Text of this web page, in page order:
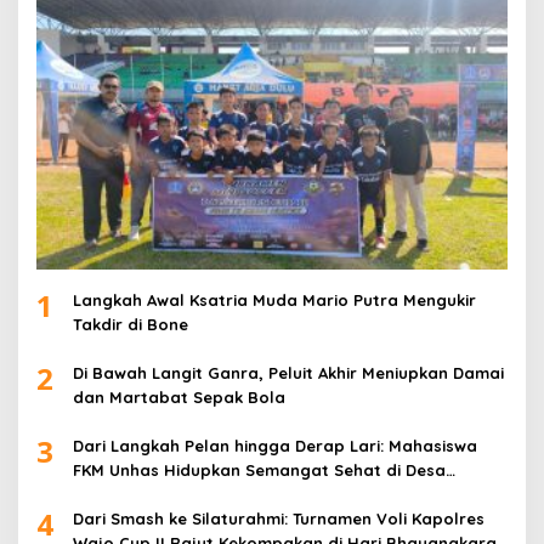
1
Langkah Awal Ksatria Muda Mario Putra Mengukir
Takdir di Bone
2
Di Bawah Langit Ganra, Peluit Akhir Meniupkan Damai
dan Martabat Sepak Bola
3
Dari Langkah Pelan hingga Derap Lari: Mahasiswa
FKM Unhas Hidupkan Semangat Sehat di Desa
4
Dari Smash ke Silaturahmi: Turnamen Voli Kapolres